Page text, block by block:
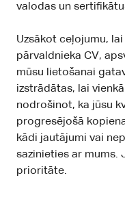
valodas un
Uzsākot ceļojumu,
pārvaldnieka CV,
mūsu lietošanai
izstrādātas, lai
nodrošinot, ka jūsu
progresējošā
kādi jautājumi vai
sazinieties ar mums.
prioritāte.